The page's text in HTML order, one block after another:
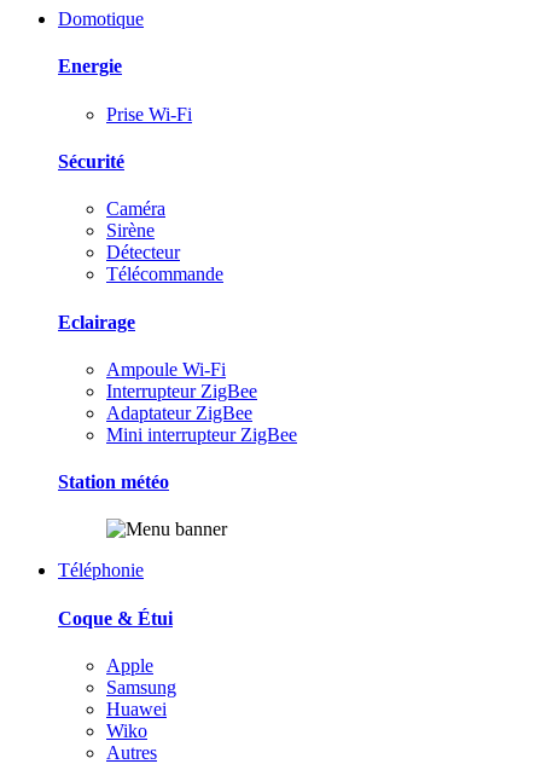
Domotique
Energie
Prise Wi-Fi
Sécurité
Caméra
Sirène
Détecteur
Télécommande
Eclairage
Ampoule Wi-Fi
Interrupteur ZigBee
Adaptateur ZigBee
Mini interrupteur ZigBee
Station météo
Téléphonie
Coque & Étui
Apple
Samsung
Huawei
Wiko
Autres